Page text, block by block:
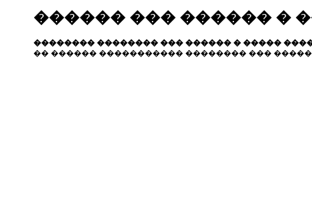
������ ��� ������ �
�������� �������� ��� ������ � �����
�� ������ ����������� �������� ���